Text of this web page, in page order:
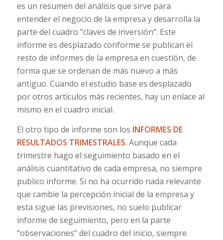
es un resumen del análisis que sirve para
entender el negocio de la empresa y desarrolla la
parte del cuadro “claves de inversión”. Este
informe es desplazado conforme se publican el
resto de informes de la empresa en cuestión, de
forma que se ordenan de más nuevo a más
antiguo. Cuando el estudio base es desplazado
por otros artículos más recientes, hay un enlace al
mismo en el cuadro inicial.
El otro tipo de informe son los INFORMES DE
RESULTADOS TRIMESTRALES. Aunque cada
trimestre hago el seguimiento basado en el
análisis cuantitativo de cada empresa, no siempre
publico informe. Si no ha ocurrido nada relevante
que cambie la percepción inicial de la empresa y
esta sigue las previsiones, no suelo publicar
informe de seguimiento, pero en la parte
“observaciones” del cuadro del inicio, siempre